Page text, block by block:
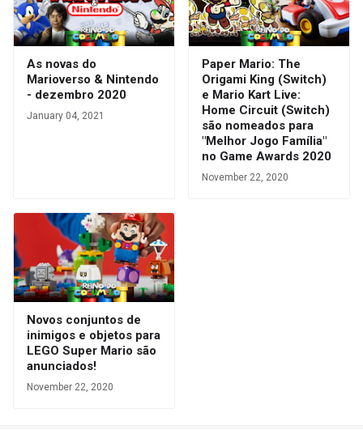
As novas do
Marioverso & Nintendo
- dezembro 2020
January 04, 2021
Paper Mario: The
Origami King (Switch)
e Mario Kart Live:
Home Circuit (Switch)
são nomeados para
"Melhor Jogo Família"
no Game Awards 2020
November 22, 2020
Novos conjuntos de
inimigos e objetos para
LEGO Super Mario são
anunciados!
November 22, 2020